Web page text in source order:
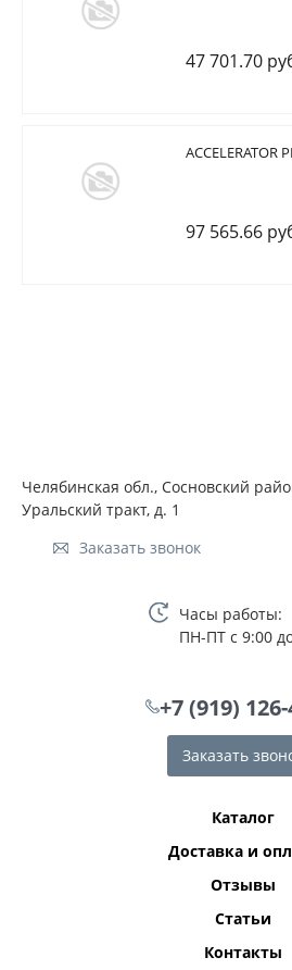
47 701.70
ACCELERATOR
97 565.66
Челябинская обл., Сосновский
Уральский тракт, д. 1
Заказать звонок
Часы работы:
ПН-ПТ с 9:00
+7 (919)
Заказать
Каталог
Доставка и
Отзывы
Статьи
Контакты